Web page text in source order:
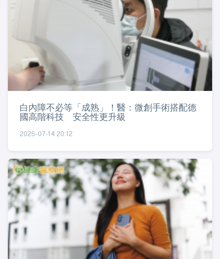
白內障不必等「成熟」！醫：微創手術搭配德
國高階科技 安全性更升級
2025-07-14 20:12